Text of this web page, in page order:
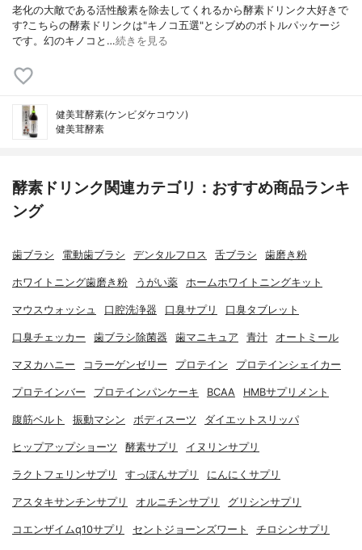
老化の大敵である活性酸素を除去してくれるから 酵素ドリンク大好きで
す? こちらの酵素ドリンクは "キノコ五選"とシブめのボトルパッケージ
です。 幻のキノコと…続きを見る
健美茸酵素(ケンビダケコウソ)
健美茸酵素
酵素ドリンク関連カテゴリ：おすすめ商品ランキ
ング
歯ブラシ 電動歯ブラシ デンタルフロス 舌ブラシ 歯磨き粉
ホワイトニング歯磨き粉 うがい薬 ホームホワイトニングキット
マウスウォッシュ 口腔洗浄器 口臭サプリ 口臭タブレット
口臭チェッカー 歯ブラシ除菌器 歯マニキュア 青汁 オートミール
マヌカハニー コラーゲンゼリー プロテイン プロテインシェイカー
プロテインバー プロテインパンケーキ BCAA HMBサプリメント
腹筋ベルト 振動マシン ボディスーツ ダイエットスリッパ
ヒップアップショーツ 酵素サプリ イヌリンサプリ
ラクトフェリンサプリ すっぽんサプリ にんにくサプリ
アスタキサンチンサプリ オルニチンサプリ グリシンサプリ
コエンザイムq10サプリ セントジョーンズワート チロシンサプリ